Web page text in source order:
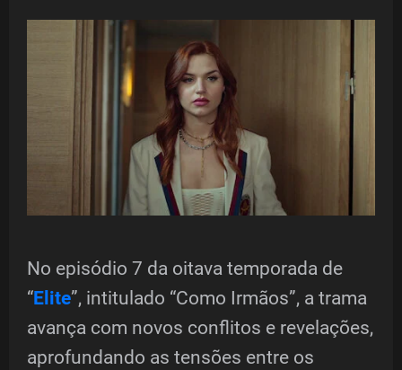
No episódio 7 da oitava temporada de
“Elite”, intitulado “Como Irmãos”, a trama
avança com novos conflitos e revelações,
aprofundando as tensões entre os